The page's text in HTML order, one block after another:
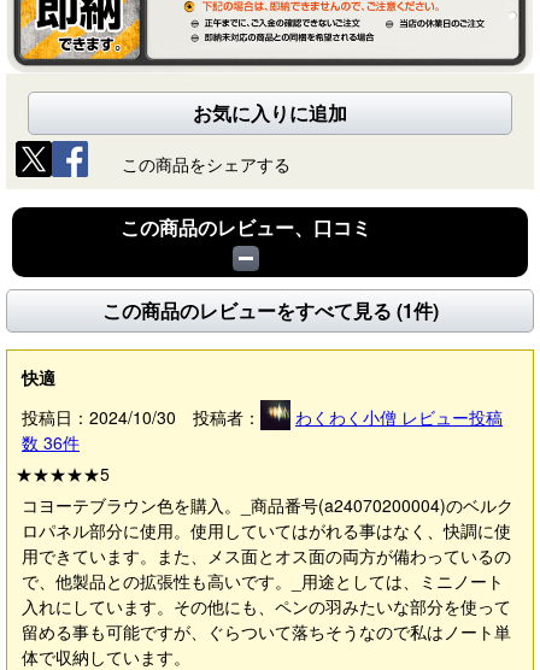
お気に入りに追加
この商品をシェアする
この商品のレビュー、口コミ
この商品のレビューをすべて見る (1件)
快適
投稿日：2024/10/30 投稿者：
わくわく小僧 レビュー投稿
数 36件
★★★★★5
コヨーテブラウン色を購入。_商品番号(a24070200004)のベルク
ロパネル部分に使用。使用していてはがれる事はなく、快調に使
用できています。また、メス面とオス面の両方が備わっているの
で、他製品との拡張性も高いです。_用途としては、ミニノート
入れにしています。その他にも、ペンの羽みたいな部分を使って
留める事も可能ですが、ぐらついて落ちそうなので私はノート単
体で収納しています。